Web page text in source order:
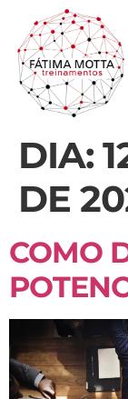
DIA:
DE
COMO